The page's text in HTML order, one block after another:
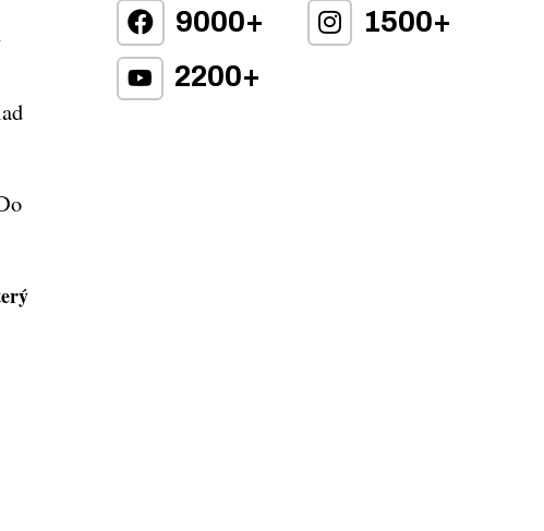
9000+
1500+
2200+